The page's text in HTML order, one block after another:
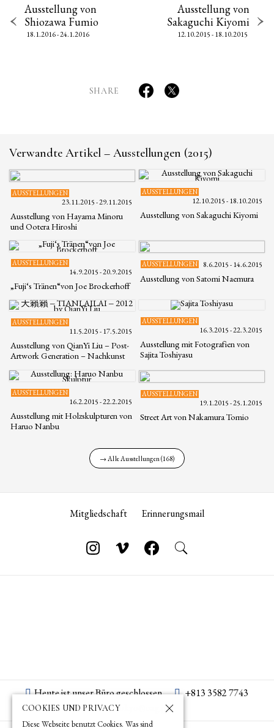
Ausstellung von
Shiozawa Fumio
18.1.2016 - 24.1.2016
Ausstellung von
Sakaguchi Kiyomi
12.10.2015 - 18.10.2015
SHARE
Verwandte Artikel – Ausstellungen (2015)
AUSSTELLUNGEN
23.11.2015 - 29.11.2015
Ausstellung von Hayama Minoru
und Ootera Hiroshi
AUSSTELLUNGEN
12.10.2015 - 18.10.2015
Ausstellung von Sakaguchi Kiyomi
AUSSTELLUNGEN
14.9.2015 - 20.9.2015
„Fuji‘s Tränen“von Joe Brockerhoff
AUSSTELLUNGEN 8.6.2015 - 14.6.2015
Ausstellung von Satomi Naemura
AUSSTELLUNGEN
11.5.2015 - 17.5.2015
Ausstellung von QianYi Liu – Post-
Artwork Generation – Nachkunst
AUSSTELLUNGEN
16.3.2015 - 22.3.2015
Ausstellung mit Fotografien von
Sajita Toshiyasu
AUSSTELLUNGEN
16.2.2015 - 22.2.2015
Ausstellung mit Holzskulpturen von
Haruo Nanbu
AUSSTELLUNGEN
19.1.2015 - 25.1.2015
Street Art von Nakamura Tomio
→ Alle Ausstellungen (168)
Mitgliedschaft Erinnerungsmail
Heute ist unser Büro geschlossen.
+813 3582 7743
tokyo­@­oag­.­jp
COOKIES UND PRIVACY
Diese Webseite benutzt Cookies. Was sind